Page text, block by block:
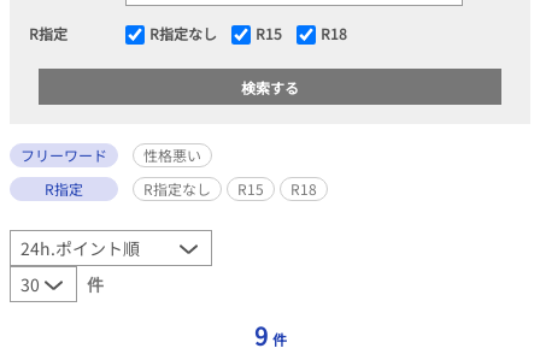
R指定 R指定なし R15 R18
フリーワード
性格悪い
R指定
R指定なし R15 R18
件
9 件